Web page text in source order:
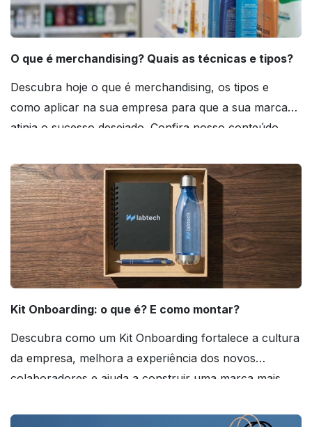
O que é merchandising? Quais as técnicas e tipos?
Descubra hoje o que é merchandising, os tipos e
como aplicar na sua empresa para que a sua marca
atinja o sucesso desejado. Confira nosso conteúdo
Kit Onboarding: o que é? E como montar?
Descubra como um Kit Onboarding fortalece a cultura
da empresa, melhora a experiência dos novos
colaboradores e ajuda a construir uma marca mais